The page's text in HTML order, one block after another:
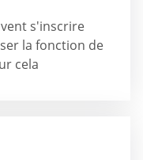
s'inscrire
la fonction de
cela